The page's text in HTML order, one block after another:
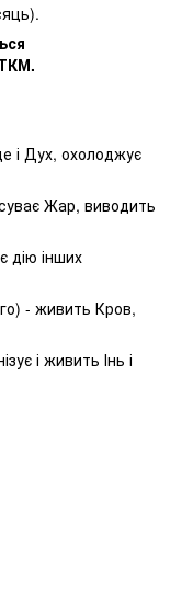
і Дух, охолоджує
Жар, виводить
дію інших
- живить Кров,
і живить Інь і